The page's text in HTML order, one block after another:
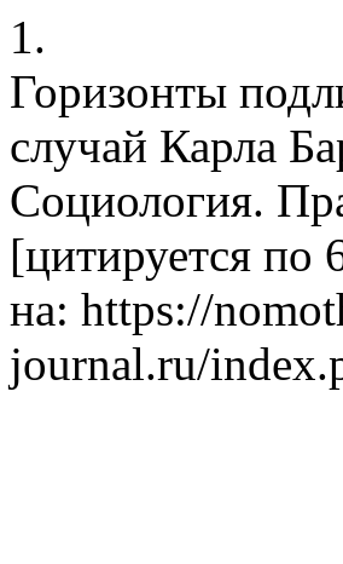
1.
Горизонты
случай Карла
Социология.
[цитируется по
на: https://
journal.ru/